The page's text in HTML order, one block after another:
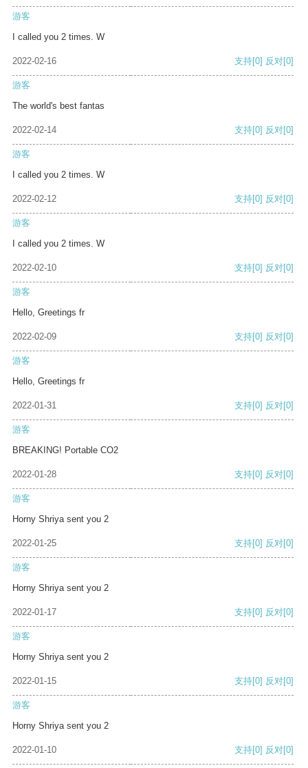
游客
I called you 2 times. W
2022-02-16 支持[0] 反对[0]
游客
The world's best fantas
2022-02-14 支持[0] 反对[0]
游客
I called you 2 times. W
2022-02-12 支持[0] 反对[0]
游客
I called you 2 times. W
2022-02-10 支持[0] 反对[0]
游客
Hello, Greetings fr
2022-02-09 支持[0] 反对[0]
游客
Hello, Greetings fr
2022-01-31 支持[0] 反对[0]
游客
BREAKING! Portable CO2
2022-01-28 支持[0] 反对[0]
游客
Horny Shriya sent you 2
2022-01-25 支持[0] 反对[0]
游客
Horny Shriya sent you 2
2022-01-17 支持[0] 反对[0]
游客
Horny Shriya sent you 2
2022-01-15 支持[0] 反对[0]
游客
Horny Shriya sent you 2
2022-01-10 支持[0] 反对[0]